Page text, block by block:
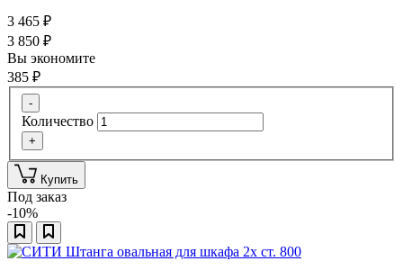
3 465 ₽
3 850 ₽
Вы экономите
385 ₽
-
Количество
+
Купить
Под заказ
-10%